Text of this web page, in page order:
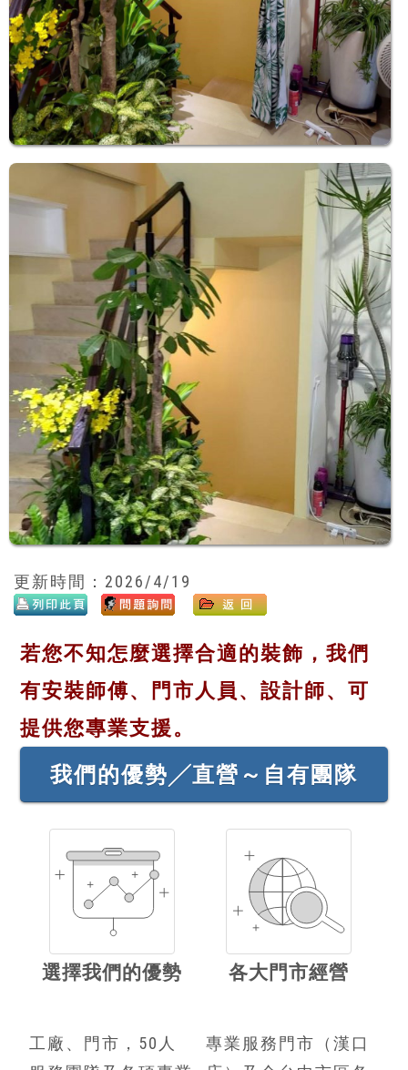
更新時間：2026/4/19
若您不知怎麼選擇合適的裝飾，我們
有安裝師傅、門市人員、設計師、可
提供您專業支援。
我們的優勢╱直營～自有團隊
選擇我們的優勢
工廠、門市，50人
各大門市經營
專業服務門市（漢口